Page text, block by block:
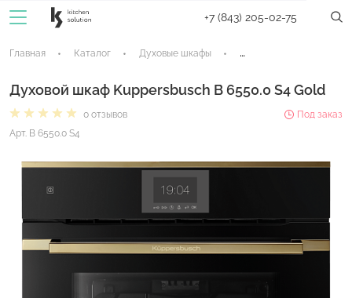
+7 (843) 205-02-75
Главная Каталог Духовые шкафы Электрические
Духовой шкаф Kuppersbusch B 6550.0 S4 Gold
0 отзывов
Под заказ
Арт. B 6550.0 S4